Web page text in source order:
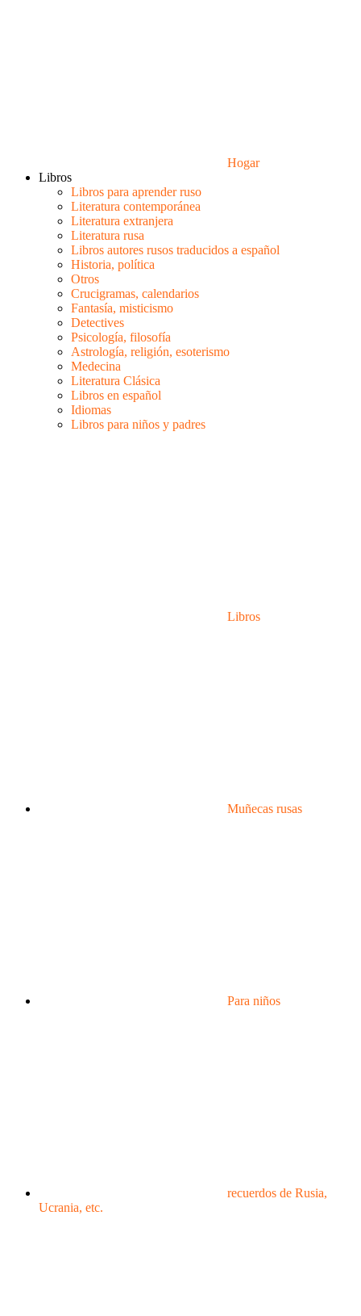
Hogar
Libros
Libros para aprender ruso
Literatura contemporánea
Literatura extranjera
Literatura rusa
Libros autores rusos traducidos a español
Historia, política
Otros
Crucigramas, calendarios
Fantasía, misticismo
Detectives
Psicología, filosofía
Astrología, religión, esoterismo
Medecina
Literatura Clásica
Libros en español
Idiomas
Libros para niños y padres
Libros
Muñecas rusas
Para niños
recuerdos de Rusia,
Ucrania, etc.